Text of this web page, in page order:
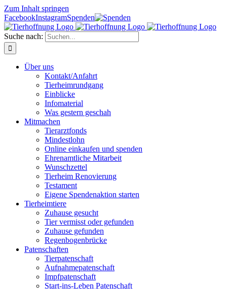
Zum Inhalt springen
FacebookInstagramSpenden
Suche nach:
Über uns
Kontakt/Anfahrt
Tierheimrundgang
Einblicke
Infomaterial
Was gestern geschah
Mitmachen
Tierarztfonds
Mindestlohn
Online einkaufen und spenden
Ehrenamtliche Mitarbeit
Wunschzettel
Tierheim Renovierung
Testament
Eigene Spendenaktion starten
Tierheimtiere
Zuhause gesucht
Tier vermisst oder gefunden
Zuhause gefunden
Regenbogenbrücke
Patenschaften
Tierpatenschaft
Aufnahmepatenschaft
Impfpatenschaft
Start-ins-Leben Patenschaft